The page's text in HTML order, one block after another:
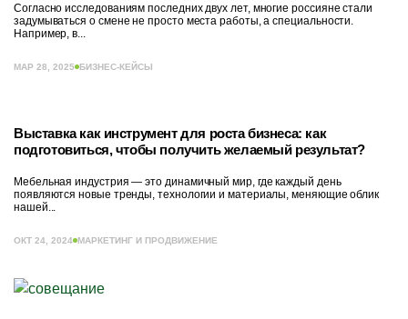
Согласно исследованиям последних двух лет, многие россияне стали
задумываться о смене не просто места работы, а специальности.
Например, в...
МАР 28, 2025 БИЗНЕС-КЕЙСЫ
Выставка как инструмент для роста бизнеса: как
подготовиться, чтобы получить желаемый результат?
Мебельная индустрия — это динамичный мир, где каждый день
появляются новые тренды, технологии и материалы, меняющие облик
нашей...
ОКТ 24, 2024 МАРКЕТИНГ И ПРОДВИЖЕНИЕ